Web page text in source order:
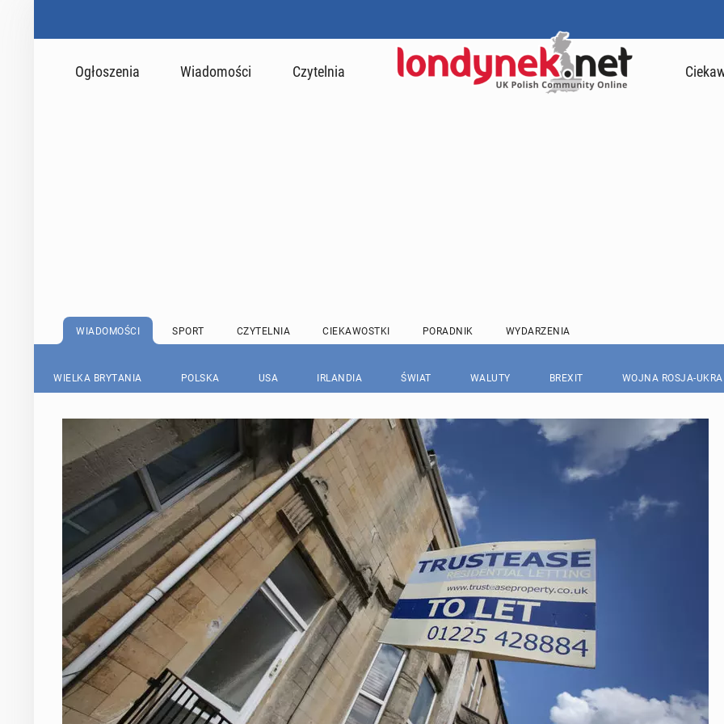
Ogłoszenia Wiadomości Czytelnia
WIADOMOŚCI SPORT CZYTELNIA CIEKAWOSTKI PORADNIK WYDARZENIA
WIELKA BRYTANIA POLSKA USA IRLANDIA ŚWIAT WALUTY BREXIT WOJNA ROSJA-